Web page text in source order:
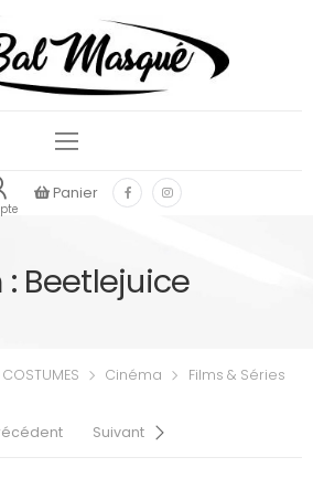
Panier
: Beetlejuice
Cinéma
Films & Séries
Suivant